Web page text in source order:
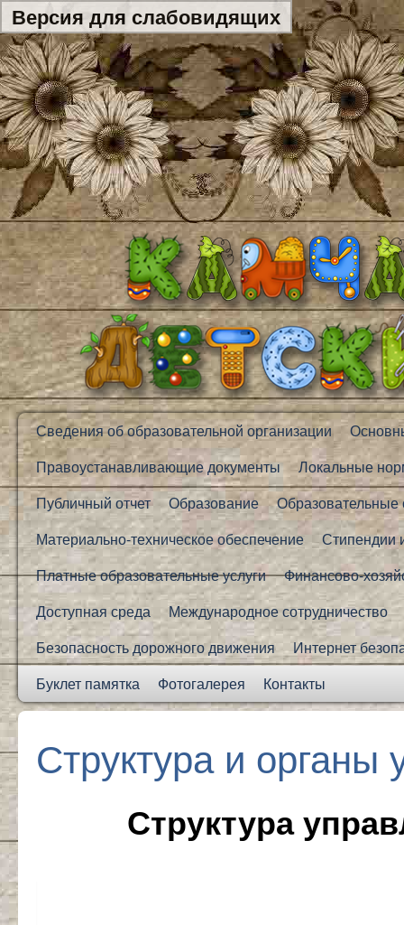
Версия для слабовидящих
Сведения об образовательной организации
Правоустанавливающие документы
Локальные
Публичный отчет
Образование
Образовательные
Материально-техническое обеспечение
Стипендии
Платные образовательные услуги
Финансово-
Доступная среда
Международное сотрудничество
Безопасность дорожного движения
Интернет
Буклет памятка
Фотогалерея Контакты
Структура и органы
Структура